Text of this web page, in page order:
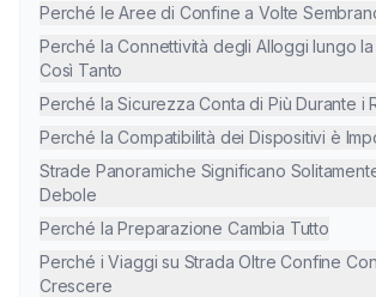
Perché le Aree di Confine a Volte
Perché la Connettività degli Alloggi lungo la
Così Tanto
Perché la Sicurezza Conta di Più Durante i
Perché la Compatibilità dei Dispositivi è
Strade Panoramiche Significano
Debole
Perché la Preparazione Cambia Tutto
Perché i Viaggi su Strada Oltre Confine
Crescere